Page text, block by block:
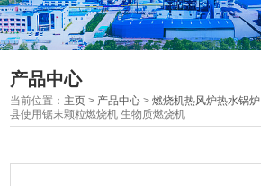
产品中心
当前位置： 主页 > 产品中心 >燃烧机热风炉热水锅炉
县使用锯末颗粒燃烧机 生物质燃烧机